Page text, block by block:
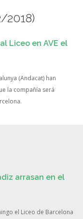
2018)
Liceo en AVE el
(Andacat) han
la compañía será
arrasan en el
el Liceo de Barcelona